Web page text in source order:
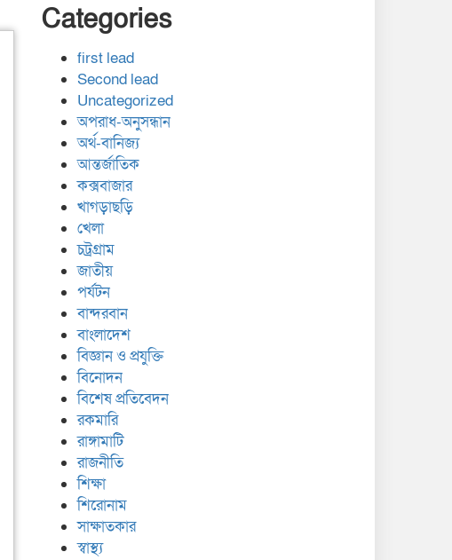
Categories
first lead
Second lead
Uncategorized
অপরাধ-অনুসন্ধান
অর্থ-বানিজ্য
আন্তর্জাতিক
কক্সবাজার
খাগড়াছড়ি
খেলা
চট্রগ্রাম
জাতীয়
পর্যটন
বান্দরবান
বাংলাদেশ
বিজ্ঞান ও প্রযুক্তি
বিনোদন
বিশেষ প্রতিবেদন
রকমারি
রাঙ্গামাটি
রাজনীতি
শিক্ষা
শিরোনাম
সাক্ষাতকার
স্বাস্থ্য